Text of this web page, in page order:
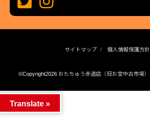
サイトマップ 個人情報保護方針
©Copyright2026 おたちゅう赤道店（旧お宝中古市場）
Translate »